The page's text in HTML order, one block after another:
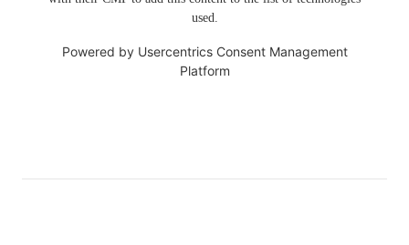
used.
Powered by Usercentrics Consent Management
Platform